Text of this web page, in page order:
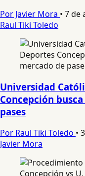
Por Javier Mora • 7 de
Raul Tiki Toledo
Universidad
Concepción
pases
Por Raul Tiki Toledo •
Javier Mora